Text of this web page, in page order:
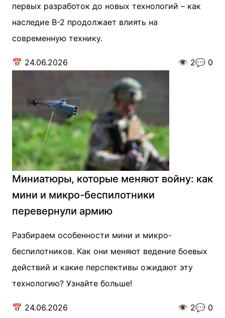
первых разработок до новых технологий – как
наследие В-2 продолжает влиять на
современную технику.
📅 24.06.2026 👁️ 2💬 0
Миниатюры, которые меняют войну: как
мини и микро-беспилотники
перевернули армию
Разбираем особенности мини и микро-
беспилотников. Как они меняют ведение боевых
действий и какие перспективы ожидают эту
технологию? Узнайте больше!
📅 24.06.2026 👁️ 2💬 0